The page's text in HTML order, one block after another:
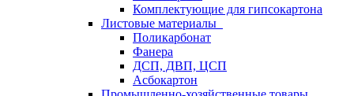
Комплектующие для гипсокартона
Листовые материалы
Поликарбонат
Фанера
ДСП, ДВП, ЦСП
Асбокартон